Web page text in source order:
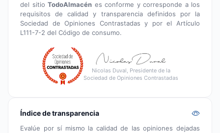
del sitio TodoAlmacén es conforme y corresponde a los
requisitos de calidad y transparencia definidos por la
Sociedad de Opiniones Contrastadas y por el Artículo
L111-7-2 del Código de consumo.
Nicolas Duval, Presidente de la
Sociedad de Opiniones Contrastadas
Índice de transparencia
Evalúe por sí mismo la calidad de las opiniones dejadas